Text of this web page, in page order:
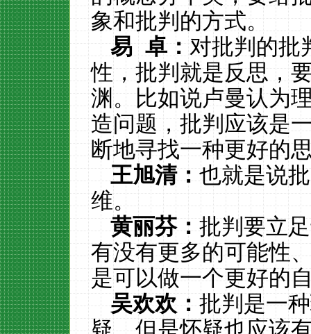
象和批判的方式。
易 卓：对批判的批
性，批判就是反思，
渊。比如说卢曼认为
造问题，批判应该是
断地寻找一种更好的
王旭清：也就是说
维。
黄丽芬：批判要立
有没有更多的可能性
是可以做一个更好的
吴欢欢：批判是一